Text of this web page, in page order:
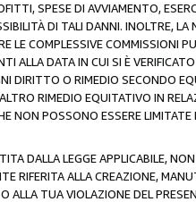
SPESE DI AVVIAMENTO,
DI TALI DANNI. INOLTRE,
LE COMPLESSIVE COMMISSIONI
ALLA DATA IN CUI SI È
DIRITTO O RIMEDIO SECONDO
RIMEDIO EQUITATIVO IN
NON POSSONO ESSERE LIMITATE
DALLA LEGGE APPLICABILE,
RIFERITA ALLA CREAZIONE,
ALLA TUA VIOLAZIONE DEL